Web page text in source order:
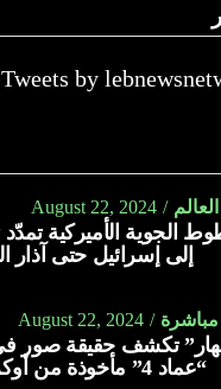
Tweets by
August 22, 2024
الجوية الأميركية تمدّد
إلى إسرائيل حتى آذار
مباشرة August 22, 2024
تكشف حقيقة صور
“عماد 4” مأخوذة من أوكرانيا….